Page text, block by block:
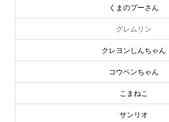
くまのプーさん
グレムリン
クレヨンしんちゃん
コウペンちゃん
こまねこ
サンリオ